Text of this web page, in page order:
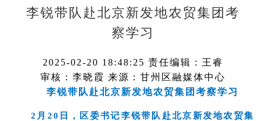
李锐带队赴北京新发地农贸集团考
察学习
2025-02-20 18:48:25 责任编辑：王睿
审核：李晓霞 来源：甘州区融媒体中心
李锐带队赴北京新发地农贸集团考察学习
2月20日，区委书记李锐带队赴北京新发地农贸集